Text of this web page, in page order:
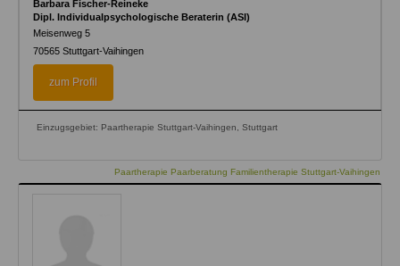
Barbara Fischer-Reineke
Dipl. Individualpsychologische Beraterin (ASI)
Meisenweg 5
70565 Stuttgart-Vaihingen
zum Profil
Einzugsgebiet: Paartherapie Stuttgart-Vaihingen, Stuttgart
Paartherapie Paarberatung Familientherapie Stuttgart-Vaihingen